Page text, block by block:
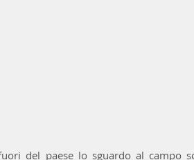
del paese lo sguardo al campo